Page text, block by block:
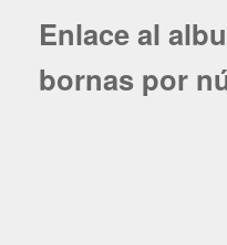
Enlace al
bornas por